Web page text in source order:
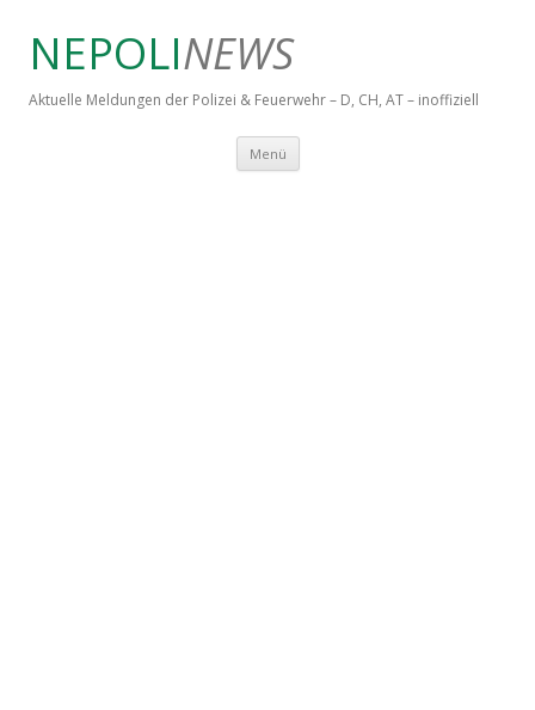
NEPOLINEWS
Aktuelle Meldungen der Polizei & Feuerwehr – D, CH, AT – inoffiziell
Menü Springe zum Inhalt